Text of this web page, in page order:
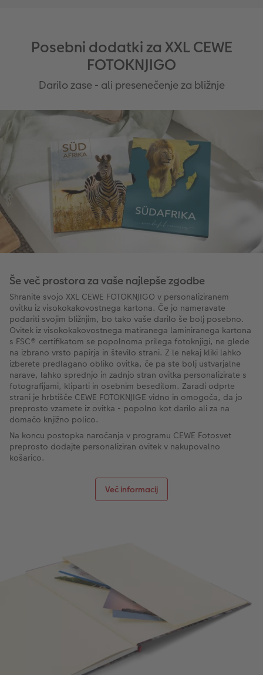
Posebni dodatki za XXL CEWE
FOTOKNJIGO
Darilo zase - ali presenečenje za bližnje
Še več prostora za vaše najlepše zgodbe
Shranite svojo XXL CEWE FOTOKNJIGO v personaliziranem
ovitku iz visokokakovostnega kartona. Če jo nameravate
podariti svojim bližnjim, bo tako vaše darilo še bolj posebno.
Ovitek iz visokokakovostnega matiranega laminiranega kartona
s FSC® certifikatom se popolnoma prilega fotoknjigi, ne glede
na izbrano vrsto papirja in število strani. Z le nekaj kliki lahko
izberete predlagano obliko ovitka, če pa ste bolj ustvarjalne
narave, lahko sprednjo in zadnjo stran ovitka personalizirate s
fotografijami, kliparti in osebnim besedilom. Zaradi odprte
strani je hrbtišče CEWE FOTOKNJIGE vidno in omogoča, da jo
preprosto vzamete iz ovitka - popolno kot darilo ali za na
domačo knjižno polico.
Na koncu postopka naročanja v programu CEWE Fotosvet
preprosto dodajte personaliziran ovitek v nakupovalno
košarico.
Več informacij